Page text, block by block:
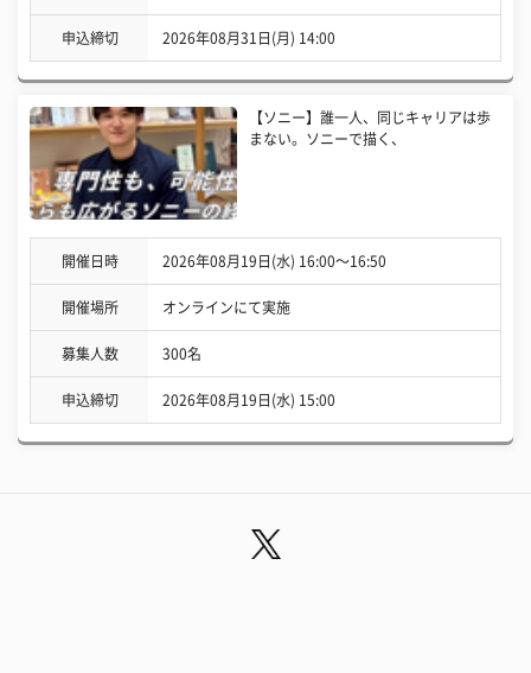
申込締切 2026年08月31日(月) 14:00
【ソニー】誰一人、同じキャリアは歩
まない。ソニーで描く、
開催日時 2026年08月19日(水) 16:00〜16:50
開催場所 オンラインにて実施
募集人数 300名
申込締切 2026年08月19日(水) 15:00